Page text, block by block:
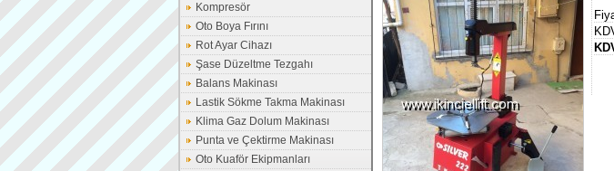
Kompresör
Oto Boya Fırını
Rot Ayar Cihazı
Şase Düzeltme Tezgahı
Balans Makinası
Lastik Sökme Takma Makinası
Klima Gaz Dolum Makinası
Punta ve Çektirme Makinası
Oto Kuaför Ekipmanları